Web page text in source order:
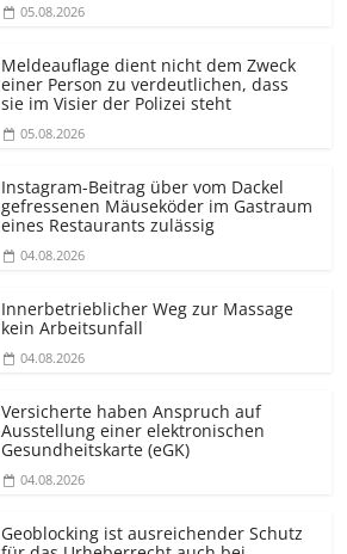
05.08.2026
Meldeauflage dient nicht dem Zweck
einer Person zu verdeutlichen, dass
sie im Visier der Polizei steht
05.08.2026
Instagram-Beitrag über vom Dackel
gefressenen Mäuseköder im Gastraum
eines Restaurants zulässig
04.08.2026
Innerbetrieblicher Weg zur Massage
kein Arbeitsunfall
04.08.2026
Versicherte haben Anspruch auf
Ausstellung einer elektronischen
Gesundheitskarte (eGK)
04.08.2026
Geoblocking ist ausreichender Schutz